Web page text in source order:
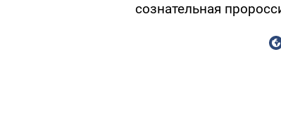
сознательная